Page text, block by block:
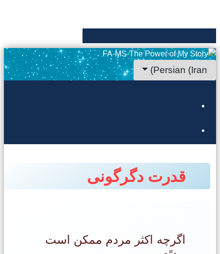
خود را انتخاب کنید
قدرت دگرگونی
اگرچه اکثر مردم ممکن است